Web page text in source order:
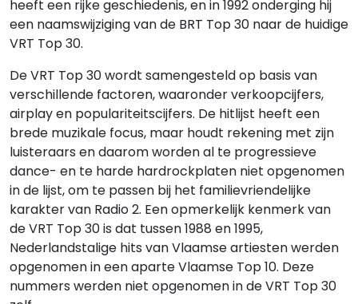
heeft een rijke geschiedenis, en in 1992 onderging hij
een naamswijziging van de BRT Top 30 naar de huidige
VRT Top 30.
De VRT Top 30 wordt samengesteld op basis van
verschillende factoren, waaronder verkoopcijfers,
airplay en populariteitscijfers. De hitlijst heeft een
brede muzikale focus, maar houdt rekening met zijn
luisteraars en daarom worden al te progressieve
dance- en te harde hardrockplaten niet opgenomen
in de lijst, om te passen bij het familievriendelijke
karakter van Radio 2. Een opmerkelijk kenmerk van
de VRT Top 30 is dat tussen 1988 en 1995,
Nederlandstalige hits van Vlaamse artiesten werden
opgenomen in een aparte Vlaamse Top 10. Deze
nummers werden niet opgenomen in de VRT Top 30